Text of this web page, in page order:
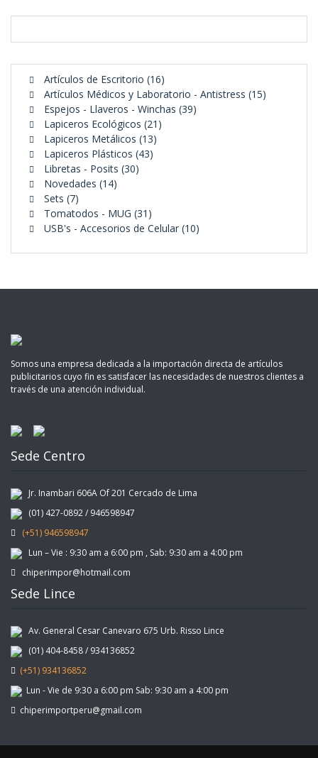
Artículos de Escritorio 1616
productos
Artículos Médicos y Laboratorio - Antistress 1515
Espejos - Llaveros - Winchas 3939
Lapiceros Ecológicos 21 21
Lapiceros Metálicos 1313
Lapiceros Plásticos 4343
Libretas - Posits 3030
Novedades 1414
Sets 77
productos
Tomatodos - MUG 31 31
productos
USB's - Accesorios de Celular 1010
Somos una empresa dedicada a la importación directa de artículos
publicitarios cuyo fin es satisfacer las necesidades de nuestros clientes a
través de una atención individual.
Sede Centro
Jr. Inambari 606A Of 201 Cercado de Lima
(01) 427-0892 / 946598947
(+51) 946598947
Lun – Vie : 9:30 am a 6:00 pm , Sab: 9:30 am a 4:00 pm
chiperimpor@hotmail.com
Sede Lince
Av. General Cesar Canevaro 675 Urb. Risso Lince
(01) 404-8458 / 934136852
(+51) 934136852
Lun - Vie de 9:30 a 6:00 pm Sab: 9:30 am a 4:00 pm
chiperimportperu@gmail.com